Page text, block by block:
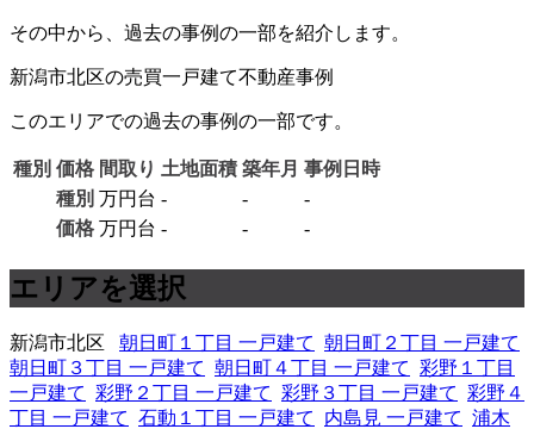
その中から、過去の事例の一部を紹介します。
新潟市北区の売買一戸建て不動産事例
このエリアでの過去の事例の一部です。
種別 価格 間取り 土地面積 築年月 事例日時
種別 万円台 - -
-
価格 万円台 - - -
エリアを選択
新潟市北区 朝日町１丁目 一戸建て 朝日町２丁目 一戸建て
朝日町３丁目 一戸建て 朝日町４丁目 一戸建て 彩野１丁目
一戸建て 彩野２丁目 一戸建て 彩野３丁目 一戸建て 彩野４
丁目 一戸建て 石動１丁目 一戸建て 内島見 一戸建て 浦木